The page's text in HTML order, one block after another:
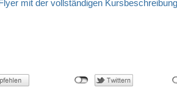
mit der vollständigen